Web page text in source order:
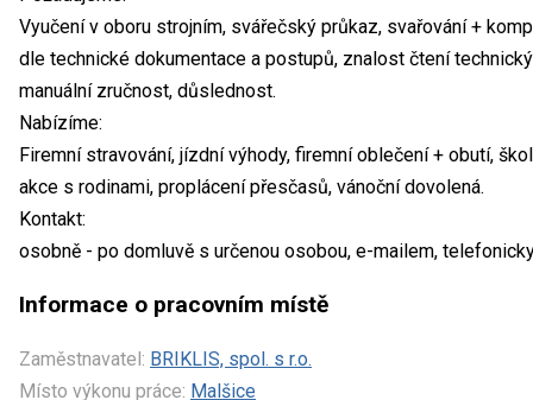
Vyučení v oboru strojním, svářečský průkaz, svařování +
dle technické dokumentace a postupů, znalost čtení
manuální zručnost, důslednost.
Nabízíme:
Firemní stravování, jízdní výhody, firemní oblečení + obutí,
akce s rodinami, proplácení přesčasů, vánoční dovolená.
Kontakt:
osobně - po domluvě s určenou osobou, e-mailem,
Informace o pracovním místě
Zaměstnavatel: BRIKLIS, spol. s r.o.
Místo výkonu práce: Malšice